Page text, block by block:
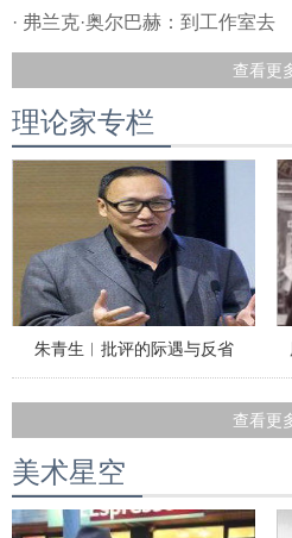
· 弗兰克·奥尔巴赫：到工作室去
查看更
理论家专栏
朱青生︱批评的际遇与反省
查看更
美术星空